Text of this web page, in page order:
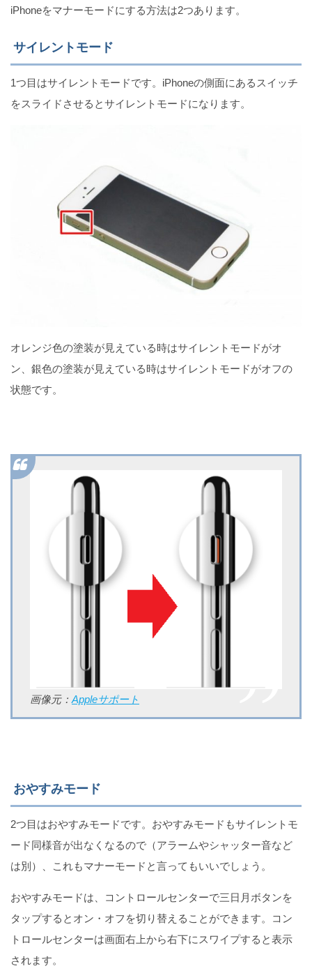
Zoomの画面分割のやり方（iPhoneは最大4人まで）
iPhoneではiCloudメールアドレスを変更できない
iPhoneでTwitterの夜間モードを使用する方法
iPhoneのカメラが白く曇ってる！4つの原因と対処法
（iPhone）
iPhoneをマナーモードにする方法は2つあります。
サイレントモード
1つ目はサイレントモードです。iPhoneの側面にあるスイッチ
をスライドさせるとサイレントモードになります。
オレンジ色の塗装が見えている時はサイレントモードがオ
ン、銀色の塗装が見えている時はサイレントモードがオフの
状態です。
画像元： Appleサポート
おやすみモード
2つ目はおやすみモードです。おやすみモードもサイレントモ
ード同様音が出なくなるので（アラームやシャッター音など
は別）、これもマナーモードと言ってもいいでしょう。
おやすみモードは、コントロールセンターで三日月ボタンを
タップするとオン・オフを切り替えることができます。コン
トロールセンターは画面右上から右下にスワイプすると表示
されます。